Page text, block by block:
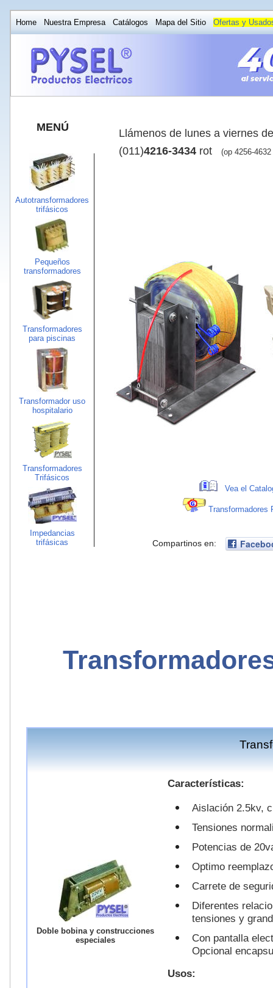
Home Nuestra Empresa Catálogos Mapa del Sitio Ofertas y
MENÚ
Autotransformadores
trifásicos
Pequeños
transformadores
Transformadores
para piscinas
Transformador uso
hospitalario
Transformadores
Trifásicos
Impedancias
trifásicas
Llámenos de lunes a viernes
(011)4216-3434 rot (op 4256-
Vea el
Transformadores
Compartinos en:
Doble bobina y construcciones
especiales
Características:
Aislación 2.5kv,
Tensiones
Potencias de
Optimo
Carrete de
Diferentes
tensiones y
Con pantalla
Opcional
Usos: